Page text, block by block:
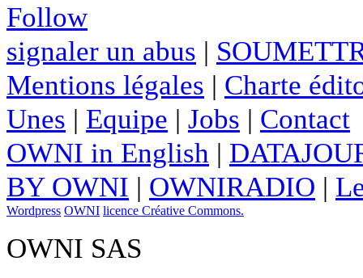
Follow
signaler un abus |
Mentions légales | Charte
Unes | Equipe | Jobs | Contact
OWNI in English |
BY OWNI | OWNIRADIO |
Wordpress OWNI licence Créative Commons.
OWNI SAS